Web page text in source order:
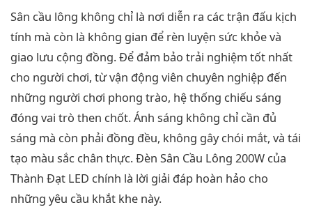
Sân cầu lông không chỉ là nơi diễn ra các trận đấu kịch
tính mà còn là không gian để rèn luyện sức khỏe và
giao lưu cộng đồng. Để đảm bảo trải nghiệm tốt nhất
cho người chơi, từ vận động viên chuyên nghiệp đến
những người chơi phong trào, hệ thống chiếu sáng
đóng vai trò then chốt. Ánh sáng không chỉ cần đủ
sáng mà còn phải đồng đều, không gây chói mắt, và tái
tạo màu sắc chân thực. Đèn Sân Cầu Lông 200W của
Thành Đạt LED chính là lời giải đáp hoàn hảo cho
những yêu cầu khắt khe này.